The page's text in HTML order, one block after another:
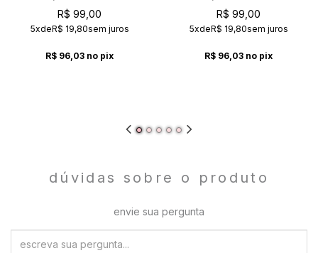
AMETISTA
R$ 99,00
5xdeR$ 19,80sem juros
R$ 96,03 no pix
CHICLETE
R$ 99,00
5xdeR$ 19,80sem juros
R$ 96,03 no pix
dúvidas sobre o produto
envie sua pergunta